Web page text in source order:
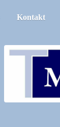
Kontakt